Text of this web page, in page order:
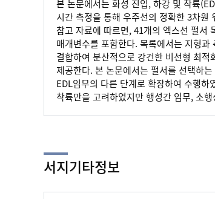
본 논문에서는 화성 진입, 하강 및 착륙
시간 측정을 통해 우주선의 정확한 3차
참고 자료에 따르면, 41개의 엑스선 펄서
매개변수를 포함한다. 목록에서는 지형
결합하여 분산적으로 강건한 비선형 최
제공한다. 본 논문에서는 펄서를 선택하
EDL임무의 다른 단계로 확장하여 수행
착륙만을 고려하였지만 행성간 임무, 소
서지기타정보